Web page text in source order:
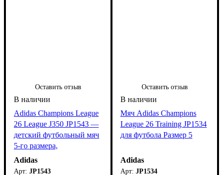
Оставить отзыв
Adidas Champions League
26 League J350 JP1543 —
детский футбольный мяч
5-го размера,
облегчённый до 350
граммов
Adidas
JP1543
Оставить отзыв
Мяч Adidas Champions
League 26 Training JP1534
для футбола Размер 5
Adidas
JP1534